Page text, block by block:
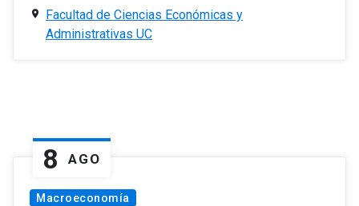
Facultad de Ciencias Económicas y
Administrativas UC
8 AGO
Macroeconomía